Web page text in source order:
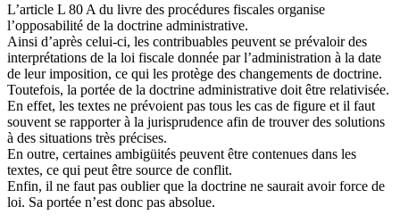
L’article L 80 A du livre des procédures fiscales organise
l’opposabilité de la doctrine administrative.
Ainsi d’après celui-ci, les contribuables peuvent se prévaloir des
interprétations de la loi fiscale donnée par l’administration à la date
de leur imposition, ce qui les protège des changements de doctrine.
Toutefois, la portée de la doctrine administrative doit être relativisée.
En effet, les textes ne prévoient pas tous les cas de figure et il faut
souvent se rapporter à la jurisprudence afin de trouver des solutions
à des situations très précises.
En outre, certaines ambigüités peuvent être contenues dans les
textes, ce qui peut être source de conflit.
Enfin, il ne faut pas oublier que la doctrine ne saurait avoir force de
loi. Sa portée n’est donc pas absolue.